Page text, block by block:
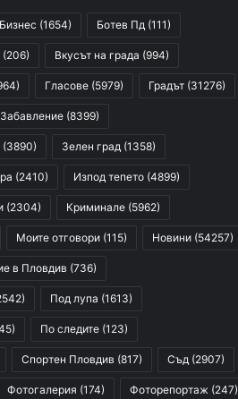
Бизнес (1654) Ботев Пд (111)
(206) Вкусът на града (994)
Гласове (5979) Градът (31276)
Забавление (8399)
(3890) Зелен град (1358)
(2410) Изпод тепето (4899)
(2304) Криминале (5962)
Моите отговори (115) Новини (54257)
в Пловдив (736)
Под лупа (1613)
По следите (123)
Спортен Пловдив (817) Съд (2907)
Фотогалерия (174) Фоторепортаж (247)